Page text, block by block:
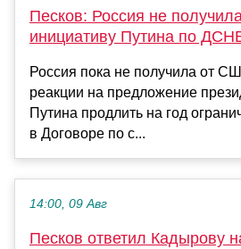
Песков: Россия не
инициативу Путина по
Россия пока не получила от
реакции на предложение
Путина продлить на год
в Договоре по с...
14:00, 09 Авг
Песков ответил Кадырову